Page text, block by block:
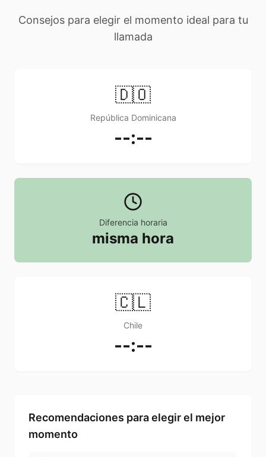
Consejos para elegir el momento ideal para tu
llamada
🇩🇴
República Dominicana
--:--
Diferencia horaria
misma hora
🇨🇱
Chile
--:--
Recomendaciones para elegir el mejor
momento